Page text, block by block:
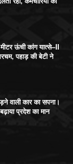
ऊंची कांग यात्से–II
पहाड़ की बेटी ने
वाली कार का सपना।
प्रदेश का मान